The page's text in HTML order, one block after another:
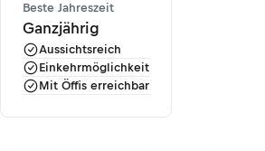
Beste Jahreszeit
Ganzjährig
Aussichtsreich
Einkehrmöglichkeit
Mit Öffis erreichbar